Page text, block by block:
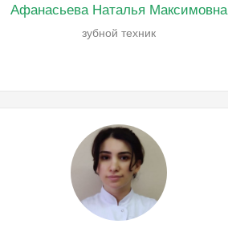
Афанасьева Наталья Максимовна
зубной техник